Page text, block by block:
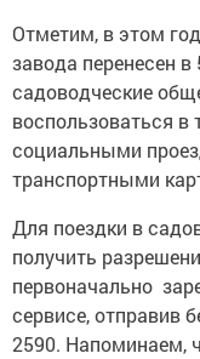
Отметим, в этом
завода перенесен
садоводческие
воспользоваться
социальными
транспортными
Для поездки в
получить
первоначально
сервисе, отправив
2590. Напоминаем,